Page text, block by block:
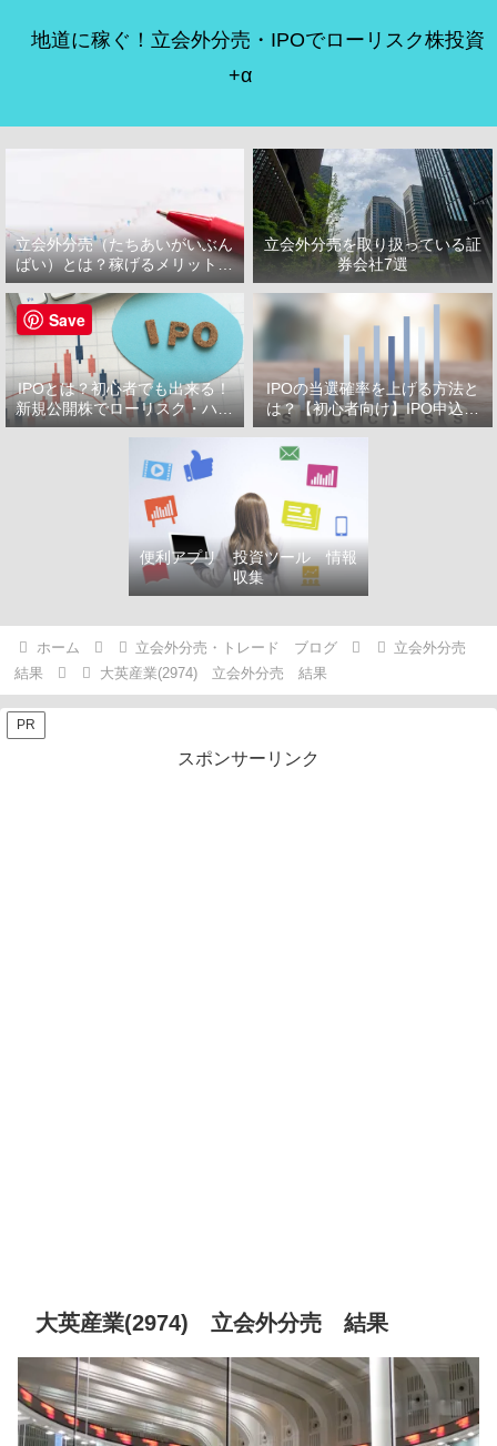
地道に稼ぐ！立会外分売・IPOでローリスク株投資
+α
立会外分売（たちあいがいぶん
ばい）とは？稼げるメリット・
デメリット
立会外分売を取り扱っている証
券会社7選
IPOとは？初心者でも出来る！
新規公開株でローリスク・ハイ
リターン投資をはじめよう！
IPOの当選確率を上げる方法と
は？【初心者向け】IPO申込で
選ぶべき証券会社
便利アプリ 投資ツール 情報
収集
ホーム 立会外分売・トレード ブログ
立会外分売
結果
大英産業(2974) 立会外分売 結果
PR
スポンサーリンク
大英産業(2974) 立会外分売 結果
Save